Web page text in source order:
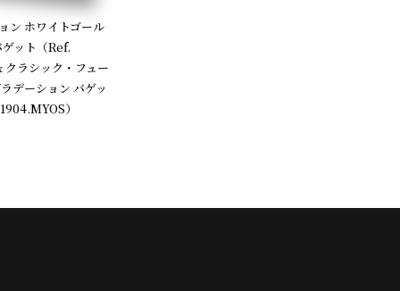
ン ホワイトゴール
ット（Ref.
ラシック・フュー
デーション バゲッ
）